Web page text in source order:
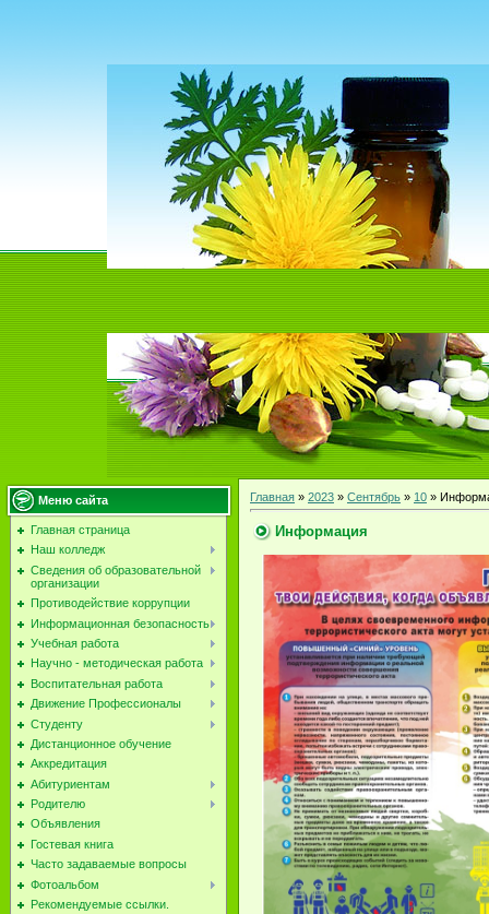
Меню сайта
Главная страница
Наш колледж
Сведения об образовательной
организации
Противодействие коррупции
Информационная безопасность
Учебная работа
Научно - методическая работа
Воспитательная работа
Движение Профессионалы
Студенту
Дистанционное обучение
Аккредитация
Абитуриентам
Родителю
Объявления
Гостевая книга
Часто задаваемые вопросы
Фотоальбом
Рекомендуемые ссылки.
Главная » 2023 » Сентябрь » 10 »
Информация